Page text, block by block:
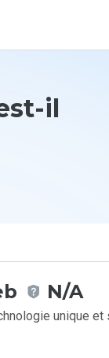
il
N/A
unique